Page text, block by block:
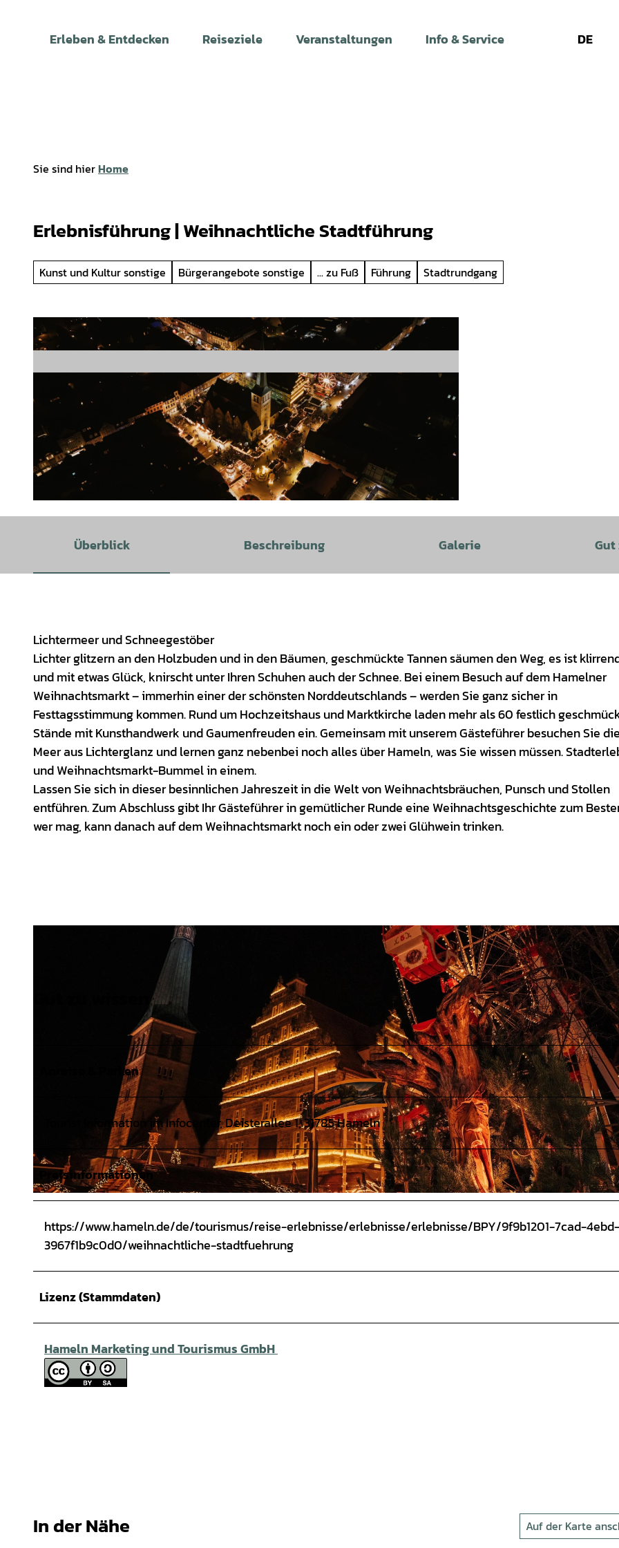
Erleben & Entdecken Reiseziele Veranstaltungen Info & Service DE
Sie sind hierHome
Erlebnisführung | Weihnachtliche Stadtführung
Kunst und Kultur sonstige Bürgerangebote sonstige ... zu Fuß Führung Stadtrundgang
Überblick Beschreibung Galerie Gut
Lichtermeer und Schneegestöber
Lichter glitzern an den Holzbuden und in den Bäumen, geschmückte Tannen säumen den Weg, es ist
und mit etwas Glück, knirscht unter Ihren Schuhen auch der Schnee. Bei einem Besuch auf dem Hamelner
Weihnachtsmarkt – immerhin einer der schönsten Norddeutschlands – werden Sie ganz sicher in
Festtagsstimmung kommen. Rund um Hochzeitshaus und Marktkirche laden mehr als 60 festlich
Stände mit Kunsthandwerk und Gaumenfreuden ein. Gemeinsam mit unserem Gästeführer besuchen Sie
Meer aus Lichterglanz und lernen ganz nebenbei noch alles über Hameln, was Sie wissen müssen.
und Weihnachtsmarkt-Bummel in einem.
Lassen Sie sich in dieser besinnlichen Jahreszeit in die Welt von Weihnachtsbräuchen, Punsch und Stollen
entführen. Zum Abschluss gibt Ihr Gästeführer in gemütlicher Runde eine Weihnachtsgeschichte zum
wer mag, kann danach auf dem Weihnachtsmarkt noch ein oder zwei Glühwein trinken.
Anreise & Parken
Tourist Information im Infocenter, Deisterallee 1, 31785 Hameln
Preisinformationen
https://www.hameln.de/de/tourismus/reise-erlebnisse/erlebnisse/erlebnisse/BPY/9f9b1201-7cad-
3967f1b9c0d0/weihnachtliche-stadtfuehrung
Lizenz (Stammdaten)
Hameln Marketing und Tourismus GmbH
In der Nähe Auf der Karte